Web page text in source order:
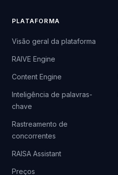
PLATAFORMA
Visão geral da plataforma
RAIVE Engine
Content Engine
Inteligência de palavras-
chave
Rastreamento de
concorrentes
RAISA Assistant
Preços